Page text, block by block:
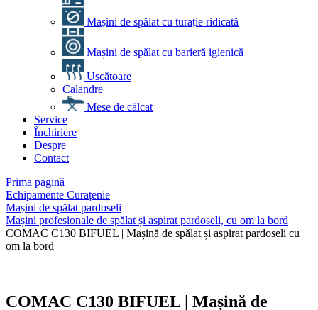
Mașini de spălat cu turație ridicată
Mașini de spălat cu barieră igienică
Uscătoare
Calandre
Mese de călcat
Service
Închiriere
Despre
Contact
Prima pagină
Echipamente Curațenie
Mașini de spălat pardoseli
Mașini profesionale de spălat și aspirat pardoseli, cu om la bord
COMAC C130 BIFUEL | Mașină de spălat și aspirat pardoseli cu
om la bord
COMAC C130 BIFUEL | Mașină de